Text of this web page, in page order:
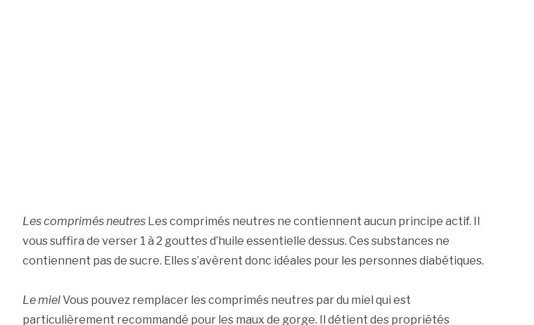
Les comprimés neutresLes comprimés neutres ne contiennent aucun principe actif. Il
vous suffira de verser 1 à 2 gouttes d’huile essentielle dessus. Ces substances ne
contiennent pas de sucre. Elles s’avèrent donc idéales pour les personnes diabétiques.
Le mielVous pouvez remplacer les comprimés neutres par du miel qui est
particulièrement recommandé pour les maux de gorge. Il détient des propriétés